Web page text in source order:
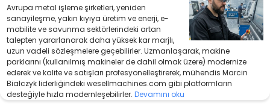
Avrupa metal işleme şirketleri, yeniden
sanayileşme, yakın kıyıya üretim ve enerji, e-
mobilite ve savunma sektörlerindeki artan
talepten yararlanarak daha yüksek kar marjlı,
uzun vadeli sözleşmelere geçebilirler. Uzmanlaşarak, makine
parklarını (kullanılmış makineler de dahil olmak üzere) modernize
ederek ve kalite ve satışları profesyonelleştirerek, mühendis Marcin
Białczyk liderliğindeki wesellmachines.com gibi platformların
desteğiyle hızla modernleşebilirler. Devamını oku